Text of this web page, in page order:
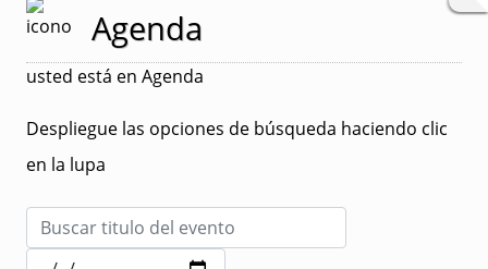
Agenda
usted está en Agenda
Despliegue las opciones de búsqueda haciendo clic
en la lupa